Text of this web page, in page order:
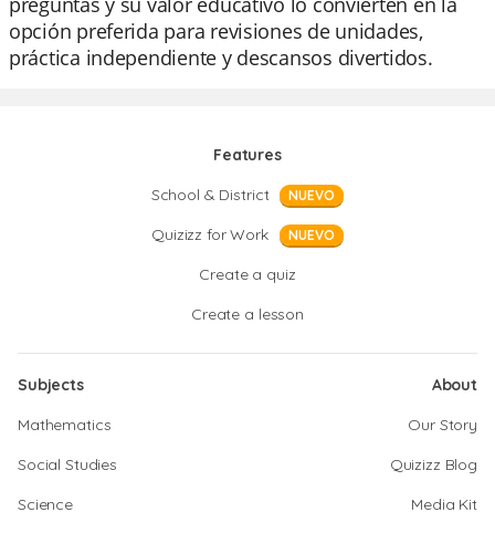
opción preferida para revisiones de unidades,
práctica independiente y descansos divertidos.
Features
School & District
NUEVO
Quizizz for Work NUEVO
Create a quiz
Create a lesson
Subjects
Mathematics
Social Studies
Science
About
Our Story
Quizizz Blog
Media Kit